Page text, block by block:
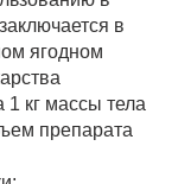
в
ягодном
1 кг массы тела
препарата